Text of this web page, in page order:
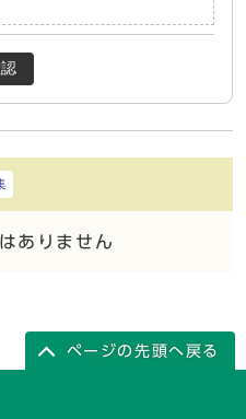
ありません
ページの先頭へ戻る